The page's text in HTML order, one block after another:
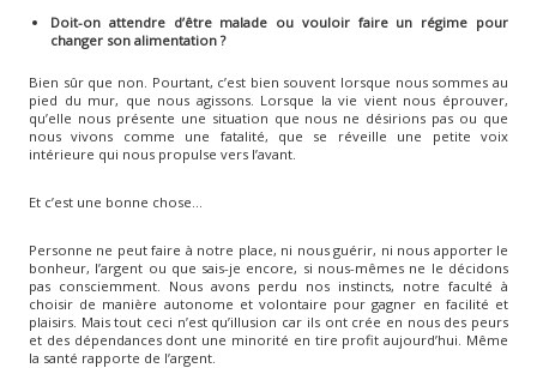
Doit-on attendre d’être malade ou vouloir faire un régime pour
changer son alimentation ?
Bien sûr que non. Pourtant, c’est bien souvent lorsque nous sommes au
pied du mur, que nous agissons. Lorsque la vie vient nous éprouver,
qu’elle nous présente une situation que nous ne désirions pas ou que
nous vivons comme une fatalité, que se réveille une petite voix
intérieure qui nous propulse vers l’avant.
Et c’est une bonne chose…
Personne ne peut faire à notre place, ni nous guérir, ni nous apporter le
bonheur, l’argent ou que sais-je encore, si nous-mêmes ne le décidons
pas consciemment. Nous avons perdu nos instincts, notre faculté à
choisir de manière autonome et volontaire pour gagner en facilité et
plaisirs. Mais tout ceci n’est qu’illusion car ils ont crée en nous des peurs
et des dépendances dont une minorité en tire profit aujourd’hui. Même
la santé rapporte de l’argent.